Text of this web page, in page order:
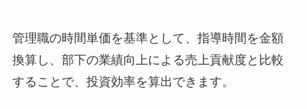
管理職の時間単価を基準として、指導時間を金額
換算し、部下の業績向上による売上貢献度と比較
することで、投資効率を算出できます。